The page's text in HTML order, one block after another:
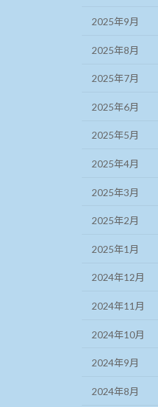
2025年9月
2025年8月
2025年7月
2025年6月
2025年5月
2025年4月
2025年3月
2025年2月
2025年1月
2024年12月
2024年11月
2024年10月
2024年9月
2024年8月